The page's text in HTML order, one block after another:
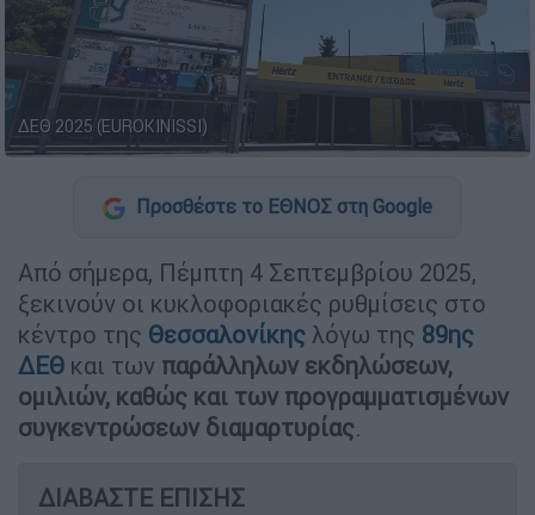
ΔΕΘ 2025 (EUROKINISSI)
Προσθέστε το ΕΘΝΟΣ στη Google
Από σήμερα, Πέμπτη 4 Σεπτεμβρίου 2025,
ξεκινούν οι κυκλοφοριακές ρυθμίσεις στο
κέντρο της Θεσσαλονίκης λόγω της 89ης
ΔΕΘ και των παράλληλων εκδηλώσεων,
ομιλιών, καθώς και των προγραμματισμένων
συγκεντρώσεων διαμαρτυρίας.
ΔΙΑΒΑΣΤΕ ΕΠΙΣΗΣ